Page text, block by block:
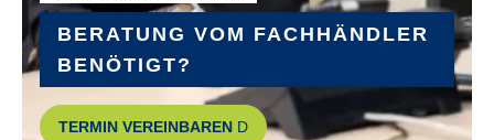
BERATUNG VOM FACHHÄNDLER
BENÖTIGT?
TERMIN VEREINBAREN